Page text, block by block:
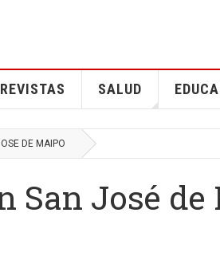
SALUD
DE MAIPO
San José